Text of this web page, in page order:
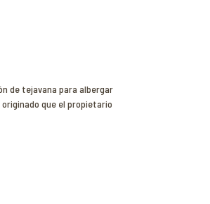
de tejavana para albergar
que el propietario